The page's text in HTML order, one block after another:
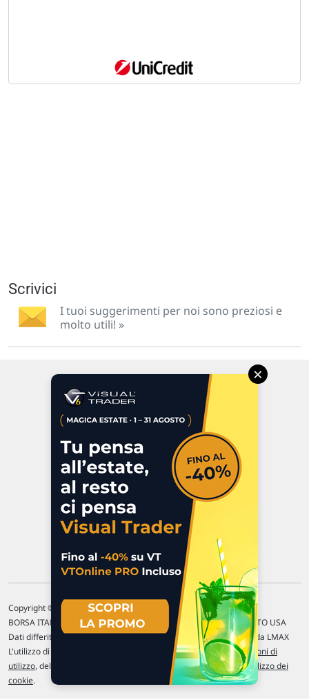
Scrivici
I tuoi suggerimenti per noi sono preziosi e
molto utili! »
47923 Rimini
P.IVA 02 452 460 401
Chi siamo
Commenti e segnalazioni
Contattaci
Copyright © 1996-2026 Traderlink Italia s.r.l.
BORSA ITALIANA Quotazioni di borsa differite di 15 min. / MERCATO USA
Dati differiti di 15 min. (fonte Intrinio) / FOREX Quotazioni fornite da LMAX
L'utilizzo di questo sito implica l'accettazione delle nostreCondizioni di
utilizzo, del Politiche sulla privacye dell'Utilizzo dei
cookie.
×